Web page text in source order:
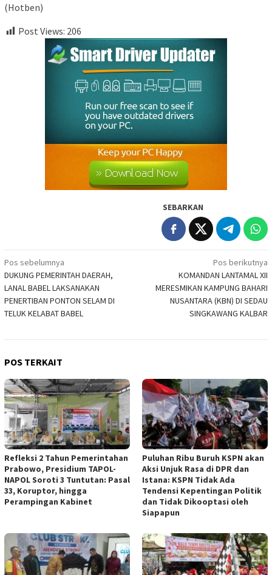
(Hotben)
Post Views: 206
SEBARKAN
Navigasi
pos
Pos sebelumnya
DUKUNG PEMERINTAH DAERAH,
LANAL BABEL LAKSANAKAN
PENERTIBAN PONTON SELAM DI
TELUK KELABAT BABEL
Pos berikutnya
KOMANDAN LANTAMAL XII
MERESMIKAN KAMPUNG BAHARI
NUSANTARA (KBN) DI SEDAU
SINGKAWANG KALBAR
POS TERKAIT
Refleksi 2 Tahun Pemerintahan
Prabowo, Presidium TAPOL-
NAPOL Soroti 3 Tuntutan: Pasal
33, Koruptor, hingga
Perampingan Kabinet
Puluhan Ribu Buruh KSPN akan
Aksi Unjuk Rasa di DPR dan
Istana: KSPN Tidak Ada
Tendensi Kepentingan Politik
dan Tidak Dikooptasi oleh
Siapapun